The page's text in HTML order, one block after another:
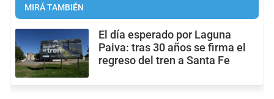
MIRÁ TAMBIÉN
El día esperado por Laguna
Paiva: tras 30 años se firma el
regreso del tren a Santa Fe